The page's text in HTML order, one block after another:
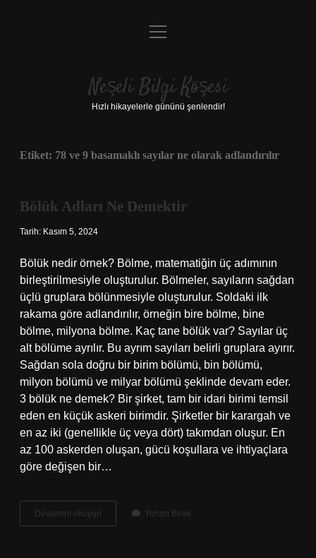
Anasayfa
Yasal Uyarı
menüyü
Neşeli Bilgi Köşesi
Hızlı hikayelerle gününü şenlendir!
Etiket: 78 ve 9 basamaklı sayılar ne olarak adlandırılır
Bölük Adları Ne Demektir
Tarih: Kasım 5, 2024
Bölük nedir örnek? Bölme, matematiğin üç adımının
birleştirilmesiyle oluşturulur. Bölmeler, sayıların sağdan
üçlü gruplara bölünmesiyle oluşturulur. Soldaki ilk
rakama göre adlandırılır, örneğin bire bölme, bine
bölme, milyona bölme. Kaç tane bölük var? Sayılar üç
alt bölüme ayrılır. Bu ayrım sayıları belirli gruplara ayırır.
Sağdan sola doğru bir birim bölümü, bin bölümü,
milyon bölümü ve milyar bölümü şeklinde devam eder.
3 bölük ne demek? Bir şirket, tam bir idari birimi temsil
eden en küçük askeri birimdir. Şirketler bir karargah ve
en az iki (genellikle üç veya dört) takımdan oluşur. En
az 100 askerden oluşan, gücü koşullara ve ihtiyaçlara
göre değişen bir…
Devamını okuyun
Adları
Yorum Bırak